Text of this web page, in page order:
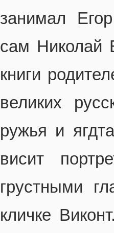
занимал
сам Николай
книги
великих
ружья и
висит
грустными
кличке